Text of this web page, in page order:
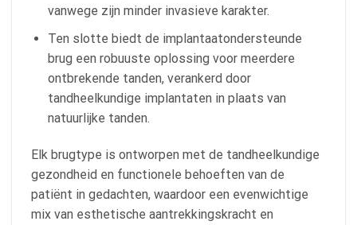
vanwege zijn minder invasieve karakter.
Ten slotte biedt de implantaatondersteunde
brug een robuuste oplossing voor meerdere
ontbrekende tanden, verankerd door
tandheelkundige implantaten in plaats van
natuurlijke tanden.
Elk brugtype is ontworpen met de tandheelkundige
gezondheid en functionele behoeften van de
patiënt in gedachten, waardoor een evenwichtige
mix van esthetische aantrekkingskracht en